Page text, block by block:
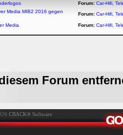
Forum: Car-Hifi,
Media MIB2 2016 gegen
Forum: Car-Hifi,
Media Forum: Car-Hifi,
Forum
CBACK® Software